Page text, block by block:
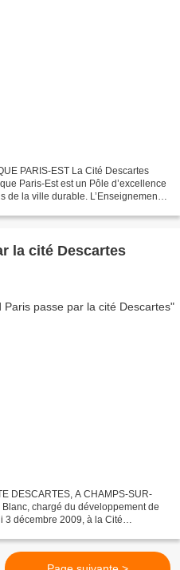
PARIS-EST La Cité Descartes
Paris-Est est un Pôle d’excellence
de la ville durable. L’Enseignement,
la cité Descartes
DESCARTES, A CHAMPS-SUR-
chargé du développement de
3 décembre 2009, à la Cité